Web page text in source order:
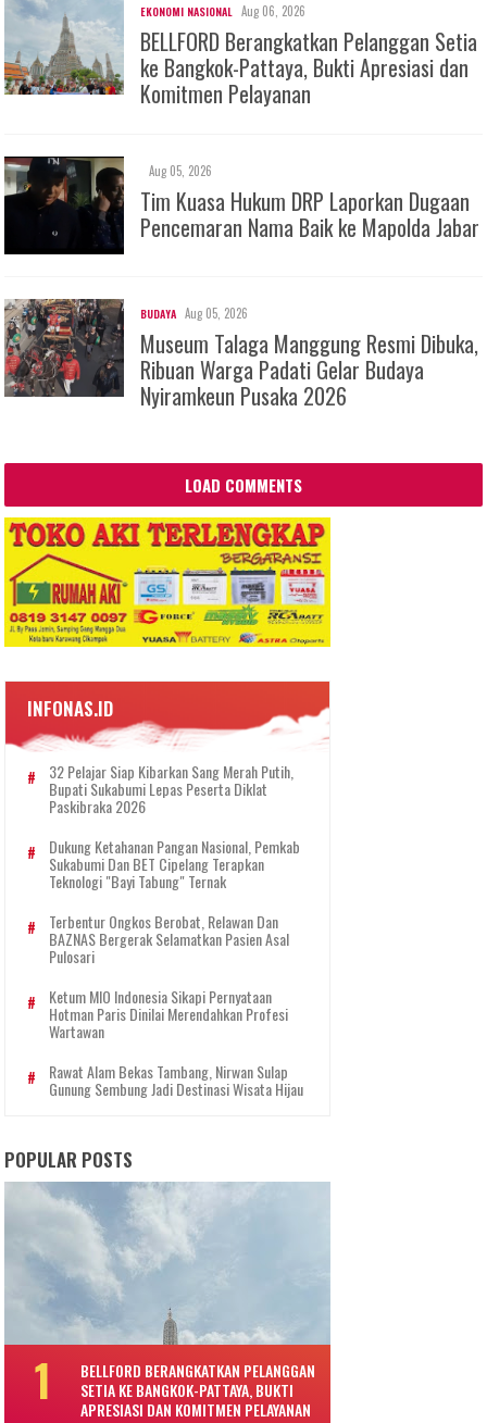
EKONOMI NASIONAL Aug 06, 2026
BELLFORD Berangkatkan Pelanggan Setia
ke Bangkok-Pattaya, Bukti Apresiasi dan
Komitmen Pelayanan
Aug 05, 2026
Tim Kuasa Hukum DRP Laporkan Dugaan
Pencemaran Nama Baik ke Mapolda Jabar
BUDAYA Aug 05, 2026
Museum Talaga Manggung Resmi Dibuka,
Ribuan Warga Padati Gelar Budaya
Nyiramkeun Pusaka 2026
LOAD COMMENTS
INFONAS.ID
32 Pelajar Siap Kibarkan Sang Merah Putih,
Bupati Sukabumi Lepas Peserta Diklat
Paskibraka 2026
Dukung Ketahanan Pangan Nasional, Pemkab
Sukabumi Dan BET Cipelang Terapkan
Teknologi "Bayi Tabung" Ternak
Terbentur Ongkos Berobat, Relawan Dan
BAZNAS Bergerak Selamatkan Pasien Asal
Pulosari
Ketum MIO Indonesia Sikapi Pernyataan
Hotman Paris Dinilai Merendahkan Profesi
Wartawan
Rawat Alam Bekas Tambang, Nirwan Sulap
Gunung Sembung Jadi Destinasi Wisata Hijau
POPULAR POSTS
BELLFORD BERANGKATKAN PELANGGAN
SETIA KE BANGKOK-PATTAYA, BUKTI
APRESIASI DAN KOMITMEN PELAYANAN